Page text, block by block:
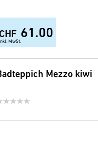
CHF 61.00
MwSt.
Mezzo kiwi